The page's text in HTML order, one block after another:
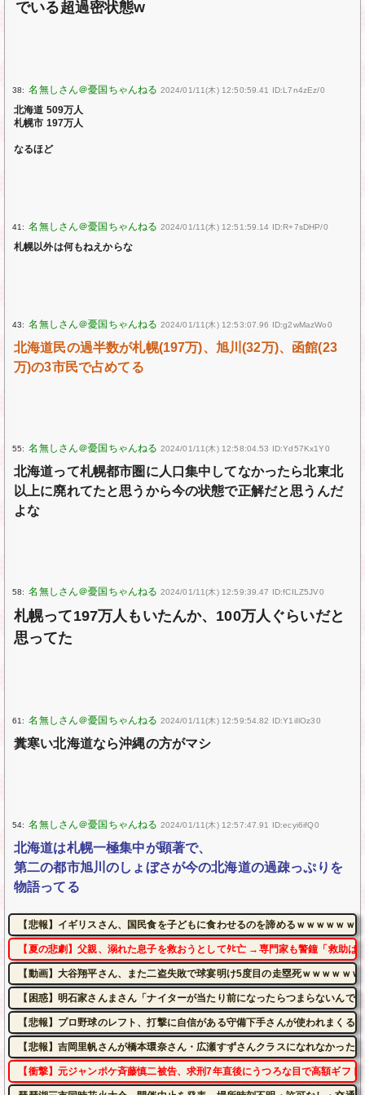
でいる超過密状態w
38: 2024/01/11(木) 12:50:59.41 ID:L7n4zEz/0
北海道 509万人
札幌市 197万人
なるほど
41: 2024/01/11(木) 12:51:59.14 ID:R+7sDHP/0
札幌以外は何もねえからな
43: 2024/01/11(木) 12:53:07.96 ID:g2wMazWo0
北海道民の過半数が札幌(197万)、旭川(32万)、函館(23
万)の3市民で占めてる
55: 2024/01/11(木) 12:58:04.53 ID:Yd57Kx1Y0
北海道って札幌都市圏に人口集中してなかったら北東北
以上に廃れてたと思うから今の状態で正解だと思うんだ
よな
58: 2024/01/11(木) 12:59:39.47 ID:fCILZ5JV0
札幌って197万人もいたんか、100万人ぐらいだと
思ってた
61: 2024/01/11(木) 12:59:54.82 ID:Y1iIlOz30
糞寒い北海道なら沖縄の方がマシ
54: 2024/01/11(木) 12:57:47.91 ID:ecyi6ifQ0
北海道は札幌一極集中が顕著で、
第二の都市旭川のしょぼさが今の北海道の過疎っぷりを
物語ってる
【悲報】イギリスさん、国民食を子どもに食わせるのを諦めるｗｗｗｗｗｗｗ
【夏の悲劇】父親、溺れた息子を救おうとしてﾀﾋ亡 →専門家も警鐘「救助は
【動画】大谷翔平さん、また二盗失敗で球宴明け5度目の走塁死ｗｗｗｗｗｗ
【困惑】明石家さんまさん「ナイターが当たり前になったらつまらないんで
【悲報】プロ野球のレフト、打撃に自信がある守備下手さんが使われまくる
【悲報】吉岡里帆さんが橋本環奈さん・広瀬すずさんクラスになれなかった
【衝撃】元ジャンポケ斉藤慎二被告、求刑7年直後にうつろな目で高額ギフ